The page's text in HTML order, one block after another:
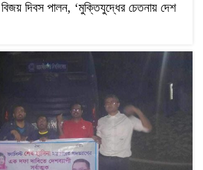
বিজয় দিবস পালন, ‘মুক্তিযুদ্ধের চেতনায় দেশ